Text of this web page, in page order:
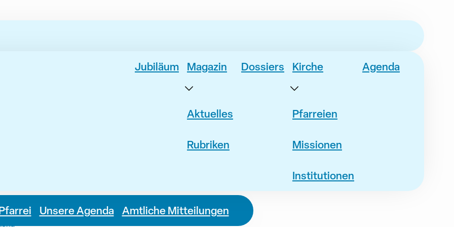
Jubiläum Magazin
Aktuelles
Rubriken
Dossiers Kirche
Pfarreien
Missionen
Institutionen
Agenda
Unsere Agenda Amtliche Mitteilungen